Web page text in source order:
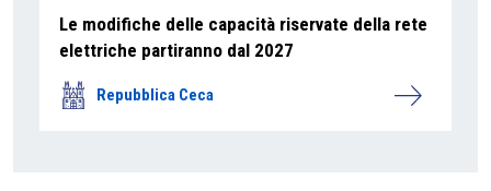
Le modifiche delle capacità riservate della rete
elettriche partiranno dal 2027
Repubblica Ceca